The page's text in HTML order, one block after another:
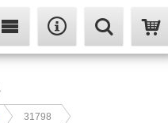
31798